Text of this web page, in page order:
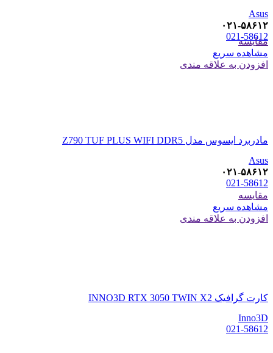
Asus
۰۲۱-۵۸۶۱۲
021-58612
مقایسه
مشاهده سریع
افزودن به علاقه مندی
مادربرد ایسوس مدل Z790 TUF PLUS WIFI DDR5
Asus
۰۲۱-۵۸۶۱۲
021-58612
مقایسه
مشاهده سریع
افزودن به علاقه مندی
کارت گرافیک INNO3D RTX 3050 TWIN X2
Inno3D
021-58612